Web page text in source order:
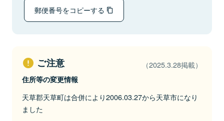
郵便番号をコピーする
ご注意 （2025.3.28掲載）
住所等の変更情報
天草郡天草町は合併により2006.03.27から天草市になり
ました